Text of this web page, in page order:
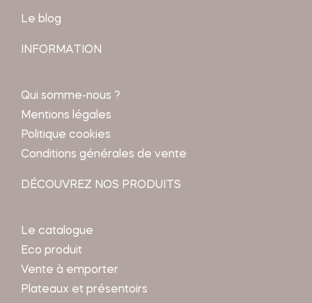
Le blog
INFORMATION
Qui somme-nous ?
Mentions légales
Politique cookies
Conditions générales de vente
DÉCOUVREZ NOS PRODUITS
Le catalogue
Eco produit
Vente à emporter
Plateaux et présentoirs